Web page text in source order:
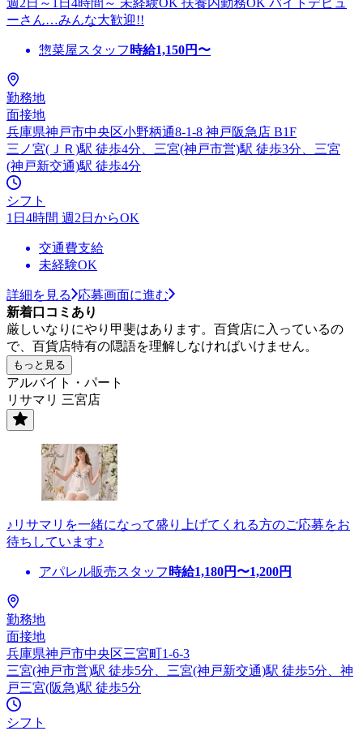
ーさん…みんな大歓迎!!
惣菜屋スタッフ 時給1,150円〜
勤務地
面接地
兵庫県神戸市中央区小野柄通8-1-8 神戸阪急店 B1F
三ノ宮(ＪＲ)駅 徒歩4分、三宮(神戸市営)駅 徒歩3分、三宮
(神戸新交通)駅 徒歩4分
シフト
1日4時間 週2日からOK
交通費支給
未経験OK
詳細を見る
応募画面に進む
新着口コミあり
厳しいなりにやり甲斐はあります。百貨店に入っているの
で、百貨店特有の隠語を理解しなければいけません。
もっと見る
アルバイト・パート
リサマリ 三宮店
♪リサマリを一緒になって盛り上げてくれる方のご応募をお
待ちしています♪
アパレル販売スタッフ 時給1,180円〜1,200円
勤務地
面接地
兵庫県神戸市中央区三宮町1-6-3
三宮(神戸市営)駅 徒歩5分、三宮(神戸新交通)駅 徒歩5分、神
戸三宮(阪急)駅 徒歩5分
シフト